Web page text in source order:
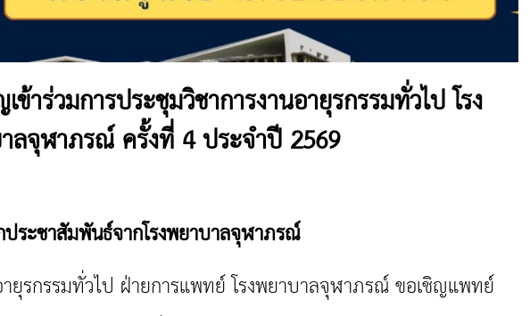
ข้าร่วมการประชุมวิชาการงานอายุรกรรมทั่วไป โรง
ลจุฬาภรณ์ ครั้งที่ 4 ประจำปี 2569
ระชาสัมพันธ์จากโรงพยาบาลจุฬาภรณ์
ยุรกรรมทั่วไป ฝ่ายการแพทย์ โรงพยาบาลจุฬาภรณ์ ขอเชิญแพทย์